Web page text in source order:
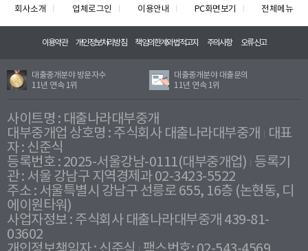
회사소개 업체로그인 이용안내 PC화면보기 전체메뉴
이용약관 개인정보처리방침 책임의한계와법적고지 주의사항 오류신고
대출중개분야 방문자수
11년 연속 1위
대출중개분야 대출문의
11년 연속 1위
사이트명 : 대출나라대부중개
대부중개업 상호명 : 주식회사 대출나라대부중개
대표
자 : 신준식
등록번호 : 2025-서울강남-0111(대부중개업) 등록기
관 : 서울 강남구 지역경제과 02-3423-5522
주소 : 서울특별시 강남구 선릉로 655, 16층 (논현동, 디
에이원타워)
사업자정보 : 주식회사 대출나라대부중개 439-81-
03602